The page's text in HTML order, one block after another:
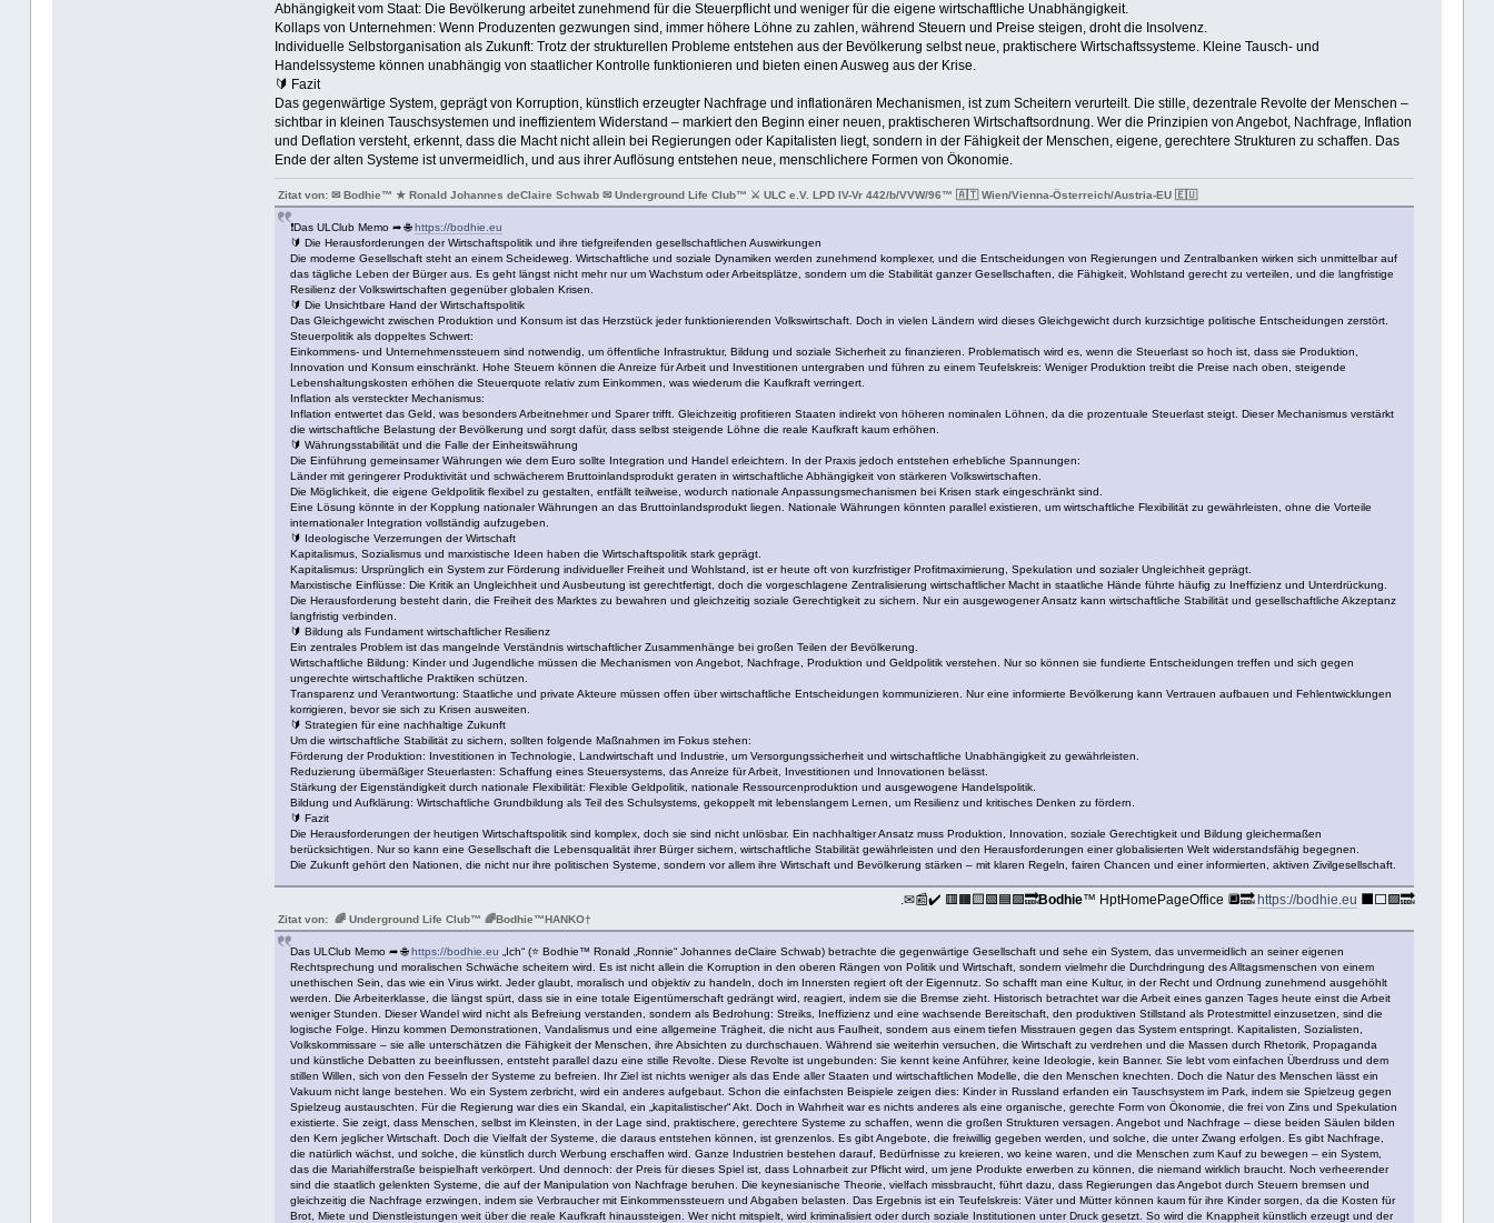
Abhängigkeit vom Staat: Die Bevölkerung arbeitet zunehmend für die Steuerpflicht und weniger für die eigene wirtschaftliche Unabhängigkeit.
Kollaps von Unternehmen: Wenn Produzenten gezwungen sind, immer höhere Löhne zu zahlen, während Steuern und Preise steigen, droht die Insolvenz.
Individuelle Selbstorganisation als Zukunft: Trotz der strukturellen Probleme entstehen aus der Bevölkerung selbst neue, praktischere Wirtschaftssysteme. Kleine Tausch- und
Handelssysteme können unabhängig von staatlicher Kontrolle funktionieren und bieten einen Ausweg aus der Krise.
🔰 Fazit
Das gegenwärtige System, geprägt von Korruption, künstlich erzeugter Nachfrage und inflationären Mechanismen, ist zum Scheitern verurteilt. Die stille, dezentrale Revolte der Menschen –
sichtbar in kleinen Tauschsystemen und ineffizientem Widerstand – markiert den Beginn einer neuen, praktischeren Wirtschaftsordnung. Wer die Prinzipien von Angebot, Nachfrage, Inflation
und Deflation versteht, erkennt, dass die Macht nicht allein bei Regierungen oder Kapitalisten liegt, sondern in der Fähigkeit der Menschen, eigene, gerechtere Strukturen zu schaffen. Das
Ende der alten Systeme ist unvermeidlich, und aus ihrer Auflösung entstehen neue, menschlichere Formen von Ökonomie.
Zitat von: ✉ Bodhie™ ★ Ronald Johannes deClaire Schwab ✉ Underground Life Club™ ⚔ ULC e.V. LPD IV-Vr 442/b/VVW/96™ 🇦🇹 Wien/Vienna-Österreich/Austria-EU 🇪🇺
❗Das ULClub Memo ➦ 🌐https://bodhie.eu
🔰 Die Herausforderungen der Wirtschaftspolitik und ihre tiefgreifenden gesellschaftlichen Auswirkungen
Die moderne Gesellschaft steht an einem Scheideweg. Wirtschaftliche und soziale Dynamiken werden zunehmend komplexer, und die Entscheidungen von Regierungen und Zentralbanken wirken sich unmittelbar auf
das tägliche Leben der Bürger aus. Es geht längst nicht mehr nur um Wachstum oder Arbeitsplätze, sondern um die Stabilität ganzer Gesellschaften, die Fähigkeit, Wohlstand gerecht zu verteilen, und die langfristige
Resilienz der Volkswirtschaften gegenüber globalen Krisen.
🔰 Die Unsichtbare Hand der Wirtschaftspolitik
Das Gleichgewicht zwischen Produktion und Konsum ist das Herzstück jeder funktionierenden Volkswirtschaft. Doch in vielen Ländern wird dieses Gleichgewicht durch kurzsichtige politische Entscheidungen zerstört.
Steuerpolitik als doppeltes Schwert:
Einkommens- und Unternehmenssteuern sind notwendig, um öffentliche Infrastruktur, Bildung und soziale Sicherheit zu finanzieren. Problematisch wird es, wenn die Steuerlast so hoch ist, dass sie Produktion,
Innovation und Konsum einschränkt. Hohe Steuern können die Anreize für Arbeit und Investitionen untergraben und führen zu einem Teufelskreis: Weniger Produktion treibt die Preise nach oben, steigende
Lebenshaltungskosten erhöhen die Steuerquote relativ zum Einkommen, was wiederum die Kaufkraft verringert.
Inflation als versteckter Mechanismus:
Inflation entwertet das Geld, was besonders Arbeitnehmer und Sparer trifft. Gleichzeitig profitieren Staaten indirekt von höheren nominalen Löhnen, da die prozentuale Steuerlast steigt. Dieser Mechanismus verstärkt
die wirtschaftliche Belastung der Bevölkerung und sorgt dafür, dass selbst steigende Löhne die reale Kaufkraft kaum erhöhen.
🔰 Währungsstabilität und die Falle der Einheitswährung
Die Einführung gemeinsamer Währungen wie dem Euro sollte Integration und Handel erleichtern. In der Praxis jedoch entstehen erhebliche Spannungen:
Länder mit geringerer Produktivität und schwächerem Bruttoinlandsprodukt geraten in wirtschaftliche Abhängigkeit von stärkeren Volkswirtschaften.
Die Möglichkeit, die eigene Geldpolitik flexibel zu gestalten, entfällt teilweise, wodurch nationale Anpassungsmechanismen bei Krisen stark eingeschränkt sind.
Eine Lösung könnte in der Kopplung nationaler Währungen an das Bruttoinlandsprodukt liegen. Nationale Währungen könnten parallel existieren, um wirtschaftliche Flexibilität zu gewährleisten, ohne die Vorteile
internationaler Integration vollständig aufzugeben.
🔰 Ideologische Verzerrungen der Wirtschaft
Kapitalismus, Sozialismus und marxistische Ideen haben die Wirtschaftspolitik stark geprägt.
Kapitalismus: Ursprünglich ein System zur Förderung individueller Freiheit und Wohlstand, ist er heute oft von kurzfristiger Profitmaximierung, Spekulation und sozialer Ungleichheit geprägt.
Marxistische Einflüsse: Die Kritik an Ungleichheit und Ausbeutung ist gerechtfertigt, doch die vorgeschlagene Zentralisierung wirtschaftlicher Macht in staatliche Hände führte häufig zu Ineffizienz und Unterdrückung.
Die Herausforderung besteht darin, die Freiheit des Marktes zu bewahren und gleichzeitig soziale Gerechtigkeit zu sichern. Nur ein ausgewogener Ansatz kann wirtschaftliche Stabilität und gesellschaftliche Akzeptanz
langfristig verbinden.
🔰 Bildung als Fundament wirtschaftlicher Resilienz
Ein zentrales Problem ist das mangelnde Verständnis wirtschaftlicher Zusammenhänge bei großen Teilen der Bevölkerung.
Wirtschaftliche Bildung: Kinder und Jugendliche müssen die Mechanismen von Angebot, Nachfrage, Produktion und Geldpolitik verstehen. Nur so können sie fundierte Entscheidungen treffen und sich gegen
ungerechte wirtschaftliche Praktiken schützen.
Transparenz und Verantwortung: Staatliche und private Akteure müssen offen über wirtschaftliche Entscheidungen kommunizieren. Nur eine informierte Bevölkerung kann Vertrauen aufbauen und Fehlentwicklungen
korrigieren, bevor sie sich zu Krisen ausweiten.
🔰 Strategien für eine nachhaltige Zukunft
Um die wirtschaftliche Stabilität zu sichern, sollten folgende Maßnahmen im Fokus stehen:
Förderung der Produktion: Investitionen in Technologie, Landwirtschaft und Industrie, um Versorgungssicherheit und wirtschaftliche Unabhängigkeit zu gewährleisten.
Reduzierung übermäßiger Steuerlasten: Schaffung eines Steuersystems, das Anreize für Arbeit, Investitionen und Innovationen belässt.
Stärkung der Eigenständigkeit durch nationale Flexibilität: Flexible Geldpolitik, nationale Ressourcenproduktion und ausgewogene Handelspolitik.
Bildung und Aufklärung: Wirtschaftliche Grundbildung als Teil des Schulsystems, gekoppelt mit lebenslangem Lernen, um Resilienz und kritisches Denken zu fördern.
🔰 Fazit
Die Herausforderungen der heutigen Wirtschaftspolitik sind komplex, doch sie sind nicht unlösbar. Ein nachhaltiger Ansatz muss Produktion, Innovation, soziale Gerechtigkeit und Bildung gleichermaßen
berücksichtigen. Nur so kann eine Gesellschaft die Lebensqualität ihrer Bürger sichern, wirtschaftliche Stabilität gewährleisten und den Herausforderungen einer globalisierten Welt widerstandsfähig begegnen.
Die Zukunft gehört den Nationen, die nicht nur ihre politischen Systeme, sondern vor allem ihre Wirtschaft und Bevölkerung stärken – mit klaren Regeln, fairen Chancen und einer informierten, aktiven Zivilgesellschaft.
.✉📰✔️ 🟥🟧🟨🟩🟦🟪🔜Bodhie™ HptHomePageOffice 🔲🔜https://bodhie.eu ⬛️⬜️🟪🔜
Zitat von: 🌈 Underground Life Club™ 🌈Bodhie™HANKO†
Das ULClub Memo ➦ 🌐https://bodhie.eu „Ich“ (⭐️ Bodhie™ Ronald „Ronnie“ Johannes deClaire Schwab) betrachte die gegenwärtige Gesellschaft und sehe ein System, das unvermeidlich an seiner eigenen
Rechtsprechung und moralischen Schwäche scheitern wird. Es ist nicht allein die Korruption in den oberen Rängen von Politik und Wirtschaft, sondern vielmehr die Durchdringung des Alltagsmenschen von einem
unethischen Sein, das wie ein Virus wirkt. Jeder glaubt, moralisch und objektiv zu handeln, doch im Innersten regiert oft der Eigennutz. So schafft man eine Kultur, in der Recht und Ordnung zunehmend ausgehöhlt
werden. Die Arbeiterklasse, die längst spürt, dass sie in eine totale Eigentümerschaft gedrängt wird, reagiert, indem sie die Bremse zieht. Historisch betrachtet war die Arbeit eines ganzen Tages heute einst die Arbeit
weniger Stunden. Dieser Wandel wird nicht als Befreiung verstanden, sondern als Bedrohung: Streiks, Ineffizienz und eine wachsende Bereitschaft, den produktiven Stillstand als Protestmittel einzusetzen, sind die
logische Folge. Hinzu kommen Demonstrationen, Vandalismus und eine allgemeine Trägheit, die nicht aus Faulheit, sondern aus einem tiefen Misstrauen gegen das System entspringt. Kapitalisten, Sozialisten,
Volkskommissare – sie alle unterschätzen die Fähigkeit der Menschen, ihre Absichten zu durchschauen. Während sie weiterhin versuchen, die Wirtschaft zu verdrehen und die Massen durch Rhetorik, Propaganda
und künstliche Debatten zu beeinflussen, entsteht parallel dazu eine stille Revolte. Diese Revolte ist ungebunden: Sie kennt keine Anführer, keine Ideologie, kein Banner. Sie lebt vom einfachen Überdruss und dem
stillen Willen, sich von den Fesseln der Systeme zu befreien. Ihr Ziel ist nichts weniger als das Ende aller Staaten und wirtschaftlichen Modelle, die den Menschen knechten. Doch die Natur des Menschen lässt ein
Vakuum nicht lange bestehen. Wo ein System zerbricht, wird ein anderes aufgebaut. Schon die einfachsten Beispiele zeigen dies: Kinder in Russland erfanden ein Tauschsystem im Park, indem sie Spielzeug gegen
Spielzeug austauschten. Für die Regierung war dies ein Skandal, ein „kapitalistischer“ Akt. Doch in Wahrheit war es nichts anderes als eine organische, gerechte Form von Ökonomie, die frei von Zins und Spekulation
existierte. Sie zeigt, dass Menschen, selbst im Kleinsten, in der Lage sind, praktischere, gerechtere Systeme zu schaffen, wenn die großen Strukturen versagen. Angebot und Nachfrage – diese beiden Säulen bilden
den Kern jeglicher Wirtschaft. Doch die Vielfalt der Systeme, die daraus entstehen können, ist grenzenlos. Es gibt Angebote, die freiwillig gegeben werden, und solche, die unter Zwang erfolgen. Es gibt Nachfrage,
die natürlich wächst, und solche, die künstlich durch Werbung erschaffen wird. Ganze Industrien bestehen darauf, Bedürfnisse zu kreieren, wo keine waren, und die Menschen zum Kauf zu bewegen – ein System,
das die Mariahilferstraße beispielhaft verkörpert. Und dennoch: der Preis für dieses Spiel ist, dass Lohnarbeit zur Pflicht wird, um jene Produkte erwerben zu können, die niemand wirklich braucht. Noch verheerender
sind die staatlich gelenkten Systeme, die auf der Manipulation von Nachfrage beruhen. Die keynesianische Theorie, vielfach missbraucht, führt dazu, dass Regierungen das Angebot durch Steuern bremsen und
gleichzeitig die Nachfrage erzwingen, indem sie Verbraucher mit Einkommenssteuern und Abgaben belasten. Das Ergebnis ist ein Teufelskreis: Väter und Mütter können kaum für ihre Kinder sorgen, da die Kosten für
Brot, Miete und Dienstleistungen weit über die reale Kaufkraft hinaussteigen. Wer nicht mitspielt, wird kriminalisiert oder durch soziale Institutionen unter Druck gesetzt. So wird die Knappheit künstlich erzeugt und der